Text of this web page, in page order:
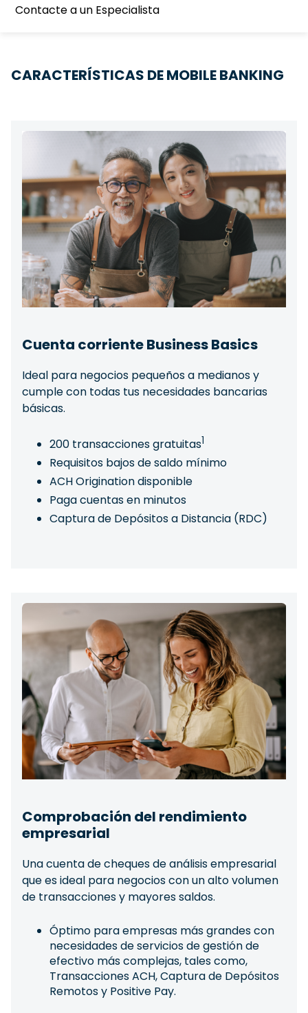
Contacte a un Especialista
CARACTERÍSTICAS DE MOBILE BANKING
Cuenta corriente Business Basics
Ideal para negocios pequeños a medianos y
cumple con todas tus necesidades bancarias
básicas.
200 transacciones gratuitas1
Requisitos bajos de saldo mínimo
ACH Origination disponible
Paga cuentas en minutos
Captura de Depósitos a Distancia (RDC)
Comprobación del rendimiento
empresarial
Una cuenta de cheques de análisis empresarial
que es ideal para negocios con un alto volumen
de transacciones y mayores saldos.
Óptimo para empresas más grandes con
necesidades de servicios de gestión de
efectivo más complejas, tales como,
Transacciones ACH, Captura de Depósitos
Remotos y Positive Pay.